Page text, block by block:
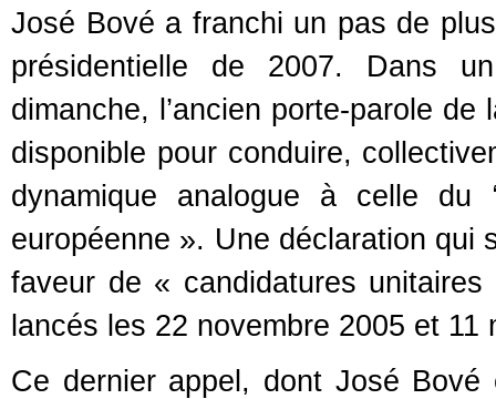
José Bové a franchi un pas de
présidentielle de 2007. Dans
dimanche, l’ancien porte-parole
disponible pour conduire,
dynamique analogue à celle du
européenne ». Une déclaration qui
faveur de « candidatures
lancés les 22 novembre 2005 et 11
Ce dernier appel, dont José